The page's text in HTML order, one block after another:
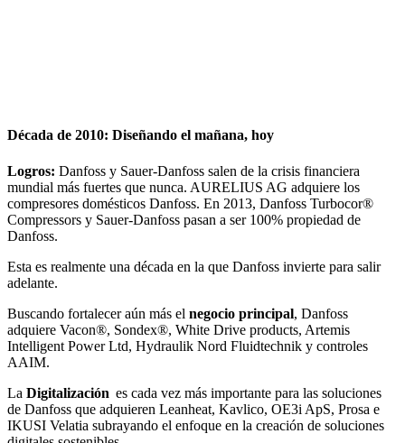
Década de 2010: Diseñando el mañana, hoy
Logros: Danfoss y Sauer-Danfoss salen de la crisis financiera
mundial más fuertes que nunca. AURELIUS AG adquiere los
compresores domésticos Danfoss. En 2013, Danfoss Turbocor®
Compressors y Sauer-Danfoss pasan a ser 100% propiedad de
Danfoss.
Esta es realmente una década en la que Danfoss invierte para salir
adelante.
Buscando fortalecer aún más el negocio principal, Danfoss
adquiere Vacon®, Sondex®, White Drive products, Artemis
Intelligent Power Ltd, Hydraulik Nord Fluidtechnik y controles
AAIM.
La Digitalización es cada vez más importante para las soluciones
de Danfoss que adquieren Leanheat, Kavlico, OE3i ApS, Prosa e
IKUSI Velatia subrayando el enfoque en la creación de soluciones